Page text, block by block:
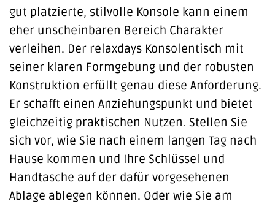
gut platzierte, stilvolle Konsole kann einem
eher unscheinbaren Bereich Charakter
verleihen. Der relaxdays Konsolentisch mit
seiner klaren Formgebung und der robusten
Konstruktion erfüllt genau diese Anforderung.
Er schafft einen Anziehungspunkt und bietet
gleichzeitig praktischen Nutzen. Stellen Sie
sich vor, wie Sie nach einem langen Tag nach
Hause kommen und Ihre Schlüssel und
Handtasche auf der dafür vorgesehenen
Ablage ablegen können. Oder wie Sie am